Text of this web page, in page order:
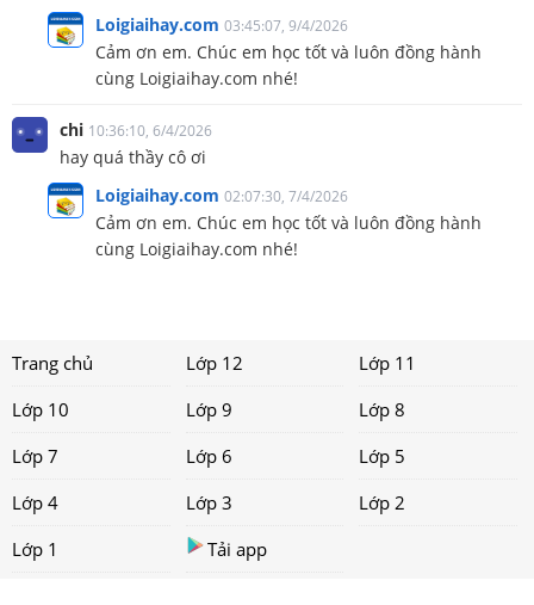
Loigiaihay.com 03:45:07, 9/4/2026
Cảm ơn em. Chúc em học tốt và luôn đồng hành
cùng Loigiaihay.com nhé!
chi 10:36:10, 6/4/2026
hay quá thầy cô ơi
Loigiaihay.com 02:07:30, 7/4/2026
Cảm ơn em. Chúc em học tốt và luôn đồng hành
cùng Loigiaihay.com nhé!
Trang chủ Lớp 12
Lớp 11
Lớp 10
Lớp 9
Lớp 8
Lớp 7
Lớp 6
Lớp 5
Lớp 4
Lớp 3
Lớp 2
Lớp 1
Tải app